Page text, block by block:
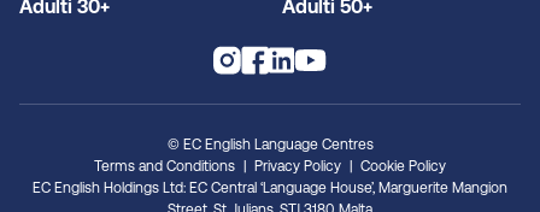
Adulti 30+ Adulti 50+
© EC English Language Centres
Terms and Conditions
Privacy Policy
Cookie Policy
EC English Holdings Ltd: EC Central ‘Language House’, Marguerite Mangion